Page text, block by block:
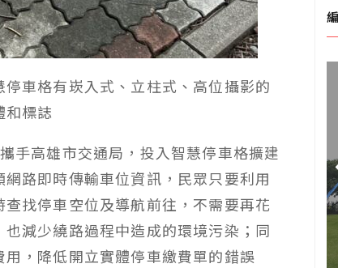
車格有崁入式、立柱式、高位攝影的
和標誌
手高雄市交通局，投入智慧停車格擴建
路即時傳輸車位資訊，民眾只要利用
找停車空位及導航前往，不需要再花
減少繞路過程中造成的環境污染；同
，降低開立實體停車繳費單的錯誤